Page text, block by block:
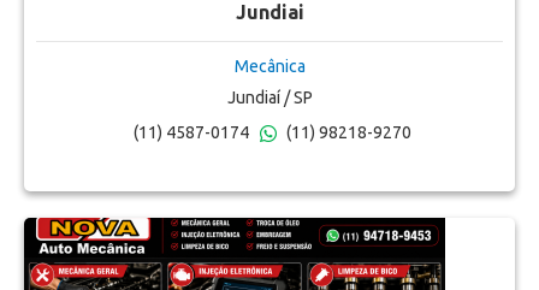
Jundiai
Mecânica
Jundiaí / SP
(11) 4587-0174
(11) 98218-9270